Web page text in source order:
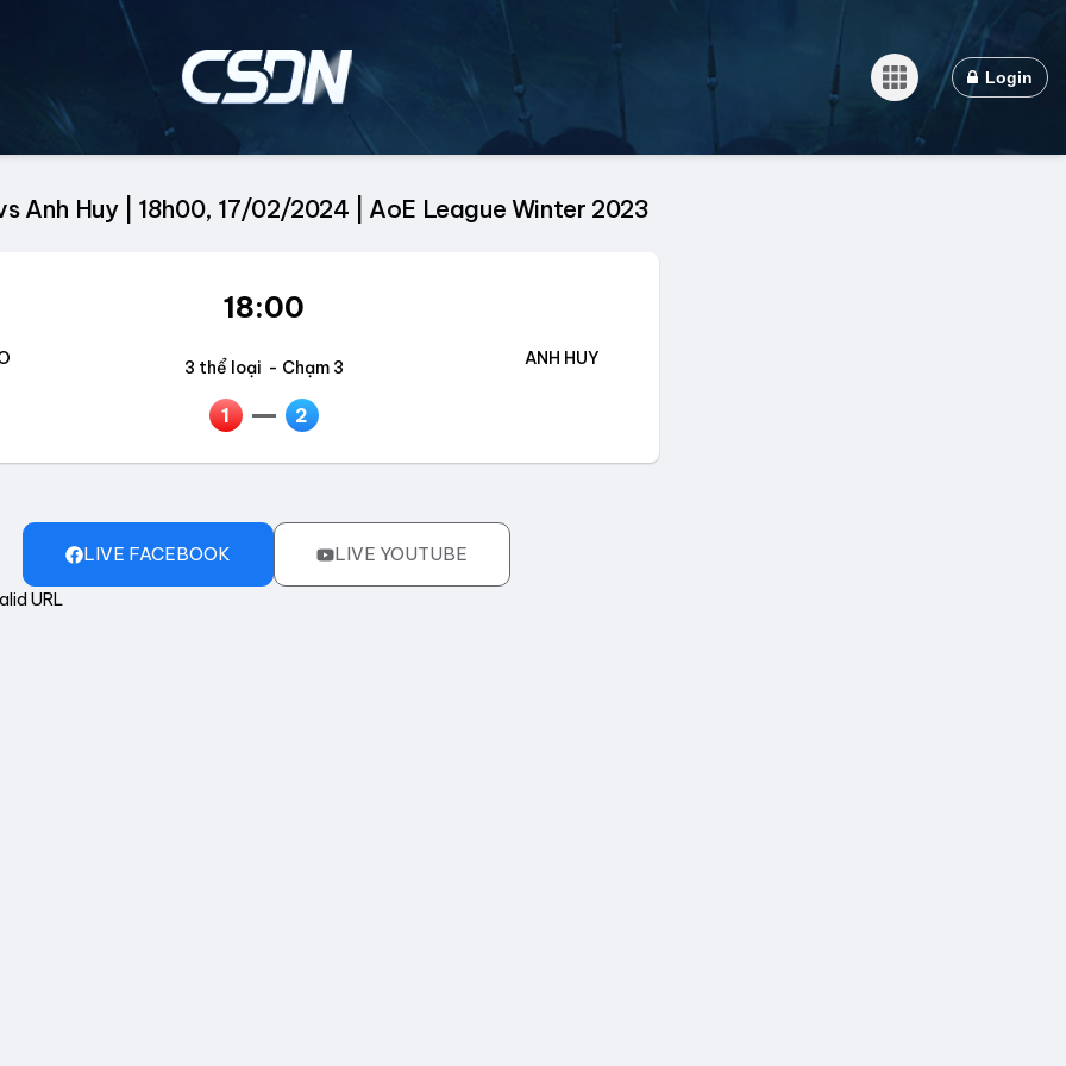
Login
Anh Huy | 18h00, 17/02/2024 | AoE League Winter 2023
18:00
3 thể loại - Chạm 3
1 2
ANH HUY
LIVE FACEBOOK LIVE YOUTUBE
URL